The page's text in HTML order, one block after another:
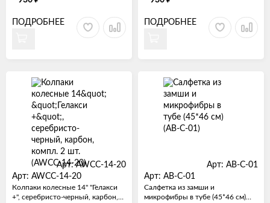
ПОДРОБНЕЕ ПОДРОБНЕЕ
Арт: AWCC-14-20
Арт: AWCC-14-20
Колпаки колесные 14" "Гелакси
+", серебристо-черный, карбон,
Арт: AB-C-01
Арт: AB-C-01
Салфетка из замши и
микрофибры в тубе (45*46 см)